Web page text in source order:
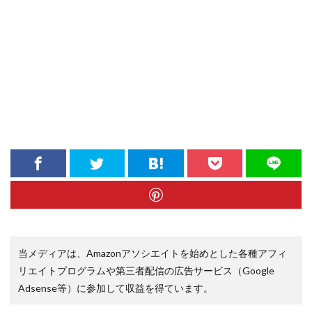
当メディアは、Amazonアソシエイトを始めとした各種アフィ
リエイトプログラムや第三者配信の広告サービス（Google
Adsense等）に参加して収益を得ています。